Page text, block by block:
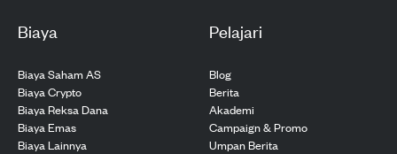
Biaya
Biaya Saham AS
Biaya Crypto
Biaya Reksa Dana
Biaya Emas
Biaya Lainnya
Pelajari
Blog
Berita
Akademi
Campaign & Promo
Umpan Berita